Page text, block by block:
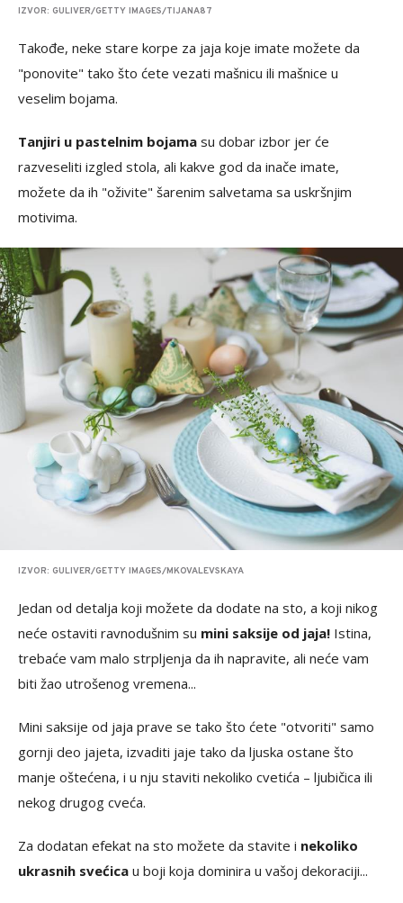
IZVOR: GULIVER/GETTY IMAGES/TIJANA87
Takođe, neke stare korpe za jaja koje imate možete da
"ponovite" tako što ćete vezati mašnicu ili mašnice u
veselim bojama.
Tanjiri u pastelnim bojama su dobar izbor jer će
razveseliti izgled stola, ali kakve god da inače imate,
možete da ih "oživite" šarenim salvetama sa uskršnjim
motivima.
IZVOR: GULIVER/GETTY IMAGES/MKOVALEVSKAYA
Jedan od detalja koji možete da dodate na sto, a koji nikog
neće ostaviti ravnodušnim su mini saksije od jaja! Istina,
trebaće vam malo strpljenja da ih napravite, ali neće vam
biti žao utrošenog vremena...
Mini saksije od jaja prave se tako što ćete "otvoriti" samo
gornji deo jajeta, izvaditi jaje tako da ljuska ostane što
manje oštećena, i u nju staviti nekoliko cvetića – ljubičica ili
nekog drugog cveća.
Za dodatan efekat na sto možete da stavite i nekoliko
ukrasnih svećica u boji koja dominira u vašoj dekoraciji...